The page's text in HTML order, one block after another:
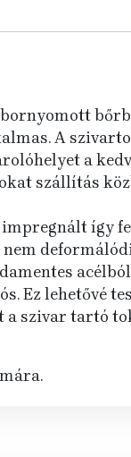
A
a
szállítás
így
Ez lehetővé
szivar tartó